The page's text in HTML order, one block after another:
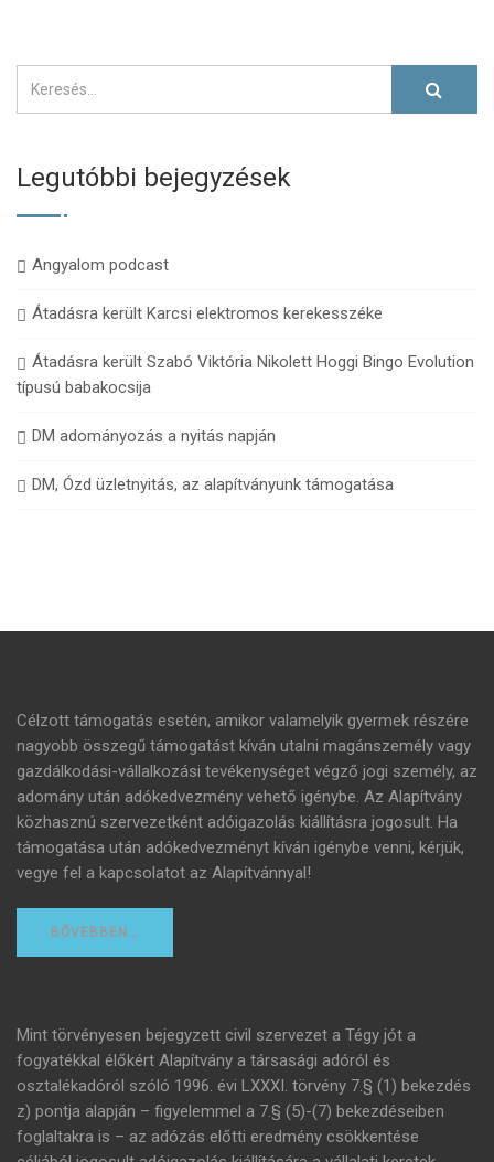
Legutóbbi bejegyzések
Angyalom podcast
Átadásra került Karcsi elektromos kerekesszéke
Átadásra került Szabó Viktória Nikolett Hoggi Bingo Evolution
típusú babakocsija
DM adományozás a nyitás napján
DM, Ózd üzletnyitás, az alapítványunk támogatása
Célzott támogatás esetén, amikor valamelyik gyermek részére
nagyobb összegű támogatást kíván utalni magánszemély vagy
gazdálkodási-vállalkozási tevékenységet végző jogi személy, az
adomány után adókedvezmény vehető igénybe. Az Alapítvány
közhasznú szervezetként adóigazolás kiállításra jogosult. Ha
támogatása után adókedvezményt kíván igénybe venni, kérjük,
vegye fel a kapcsolatot az Alapítvánnyal!
BŐVEBBEN…
Mint törvényesen bejegyzett civil szervezet a Tégy jót a
fogyatékkal élőkért Alapítvány a társasági adóról és
osztalékadóról szóló 1996. évi LXXXI. törvény 7.§ (1) bekezdés
z) pontja alapján – figyelemmel a 7.§ (5)-(7) bekezdéseiben
foglaltakra is – az adózás előtti eredmény csökkentése